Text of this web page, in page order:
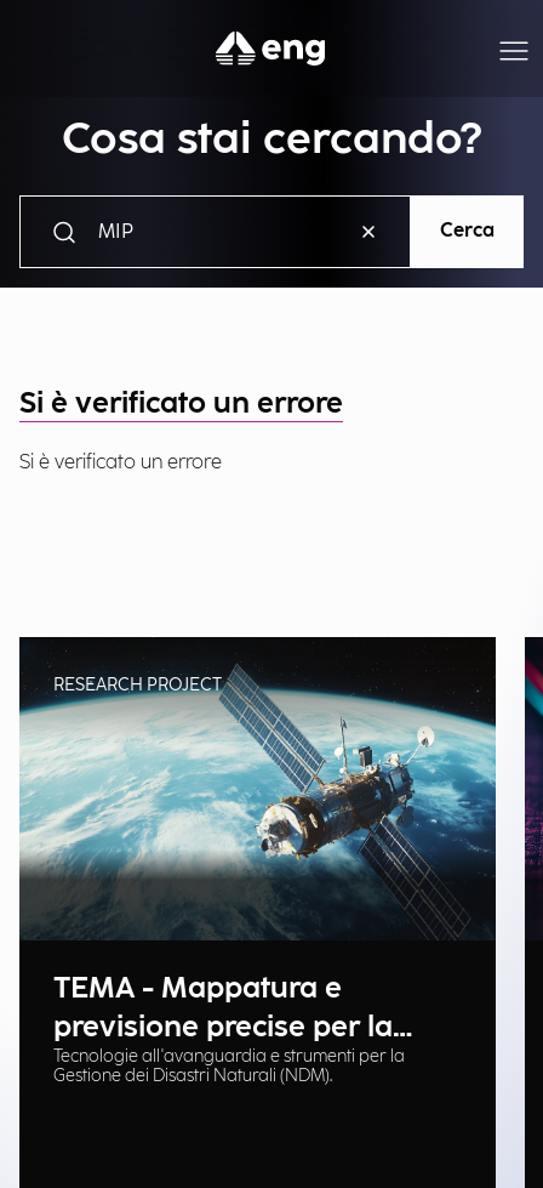
Cosa stai cercando?
Cerca
Si è verificato un errore
Si è verificato un errore
RESEARCH PROJECT
TEMA - Mappatura e
previsione precise per la
gestione delle emergenze
Tecnologie all'avanguardia e strumenti per la
Gestione dei Disastri Naturali (NDM).